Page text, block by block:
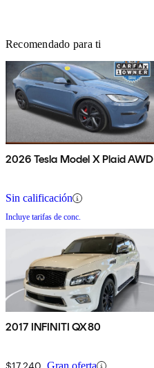
Recomendado para ti
2026 Tesla Model X Plaid AWD
Sin calificación
Incluye tarifas de conc.
2017 INFINITI QX80